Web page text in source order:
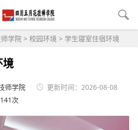
学院 > 校园环境 > 学生寝室住宿环境
境
师学院
更新时间：2026-08-08
141次